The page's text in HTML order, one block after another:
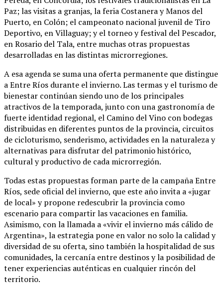
Paz; las visitas a granjas, la feria Costanera y Manos del
Puerto, en Colón; el campeonato nacional juvenil de Tiro
Deportivo, en Villaguay; y el torneo y festival del Pescador,
en Rosario del Tala, entre muchas otras propuestas
desarrolladas en las distintas microrregiones.
A esa agenda se suma una oferta permanente que distingue
a Entre Ríos durante el invierno. Las termas y el turismo de
bienestar continúan siendo uno de los principales
atractivos de la temporada, junto con una gastronomía de
fuerte identidad regional, el Camino del Vino con bodegas
distribuidas en diferentes puntos de la provincia, circuitos
de cicloturismo, senderismo, actividades en la naturaleza y
alternativas para disfrutar del patrimonio histórico,
cultural y productivo de cada microrregión.
Todas estas propuestas forman parte de la campaña Entre
Ríos, sede oficial del invierno, que este año invita a «jugar
de local» y propone redescubrir la provincia como
escenario para compartir las vacaciones en familia.
Asimismo, con la llamada a «vivir el invierno más cálido de
Argentina», la estrategia pone en valor no solo la calidad y
diversidad de su oferta, sino también la hospitalidad de sus
comunidades, la cercanía entre destinos y la posibilidad de
tener experiencias auténticas en cualquier rincón del
territorio.